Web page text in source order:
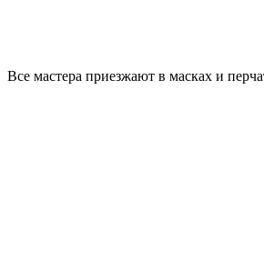
Все мастера приезжают в масках и